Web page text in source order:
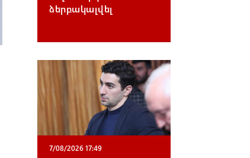
ձերբակալվել
7/08/2026 17:49